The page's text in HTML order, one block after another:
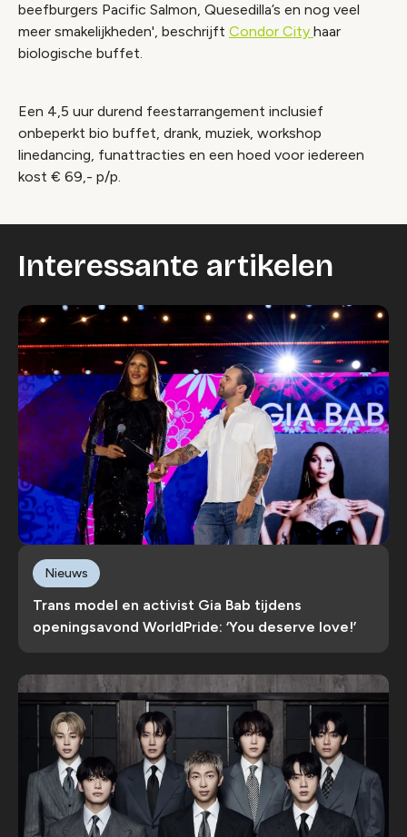
beefburgers Pacific Salmon, Quesedilla’s en nog veel
meer smakelijkheden', beschrijft Condor City haar
biologische buffet.
Een 4,5 uur durend feestarrangement inclusief
onbeperkt bio buffet, drank, muziek, workshop
linedancing, funattracties en een hoed voor iedereen
kost € 69,- p/p.
Interessante artikelen
Trans model en activist Gia Bab tijdens
openingsavond WorldPride: ‘You deserve love!’
Nieuws